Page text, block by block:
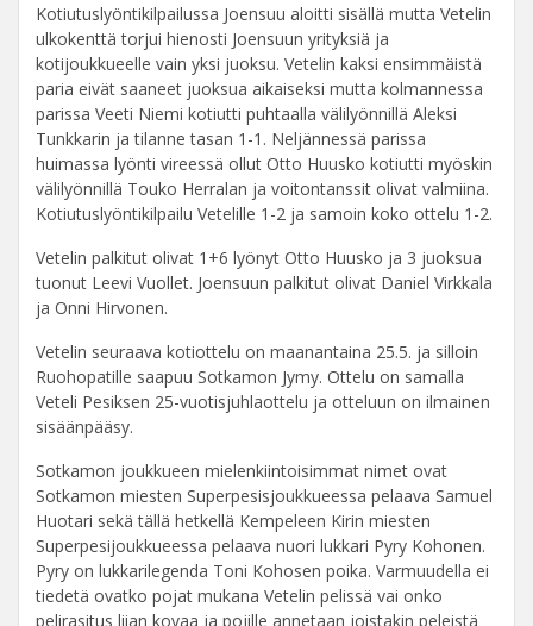
Kotiutuslyöntikilpailussa Joensuu aloitti sisällä mutta Vetelin
ulkokenttä torjui hienosti Joensuun yrityksiä ja
kotijoukkueelle vain yksi juoksu. Vetelin kaksi ensimmäistä
paria eivät saaneet juoksua aikaiseksi mutta kolmannessa
parissa Veeti Niemi kotiutti puhtaalla välilyönnillä Aleksi
Tunkkarin ja tilanne tasan 1-1. Neljännessä parissa
huimassa lyönti vireessä ollut Otto Huusko kotiutti myöskin
välilyönnillä Touko Herralan ja voitontanssit olivat valmiina.
Kotiutuslyöntikilpailu Vetelille 1-2 ja samoin koko ottelu 1-2.
Vetelin palkitut olivat 1+6 lyönyt Otto Huusko ja 3 juoksua
tuonut Leevi Vuollet. Joensuun palkitut olivat Daniel Virkkala
ja Onni Hirvonen.
Vetelin seuraava kotiottelu on maanantaina 25.5. ja silloin
Ruohopatille saapuu Sotkamon Jymy. Ottelu on samalla
Veteli Pesiksen 25-vuotisjuhlaottelu ja otteluun on ilmainen
sisäänpääsy.
Sotkamon joukkueen mielenkiintoisimmat nimet ovat
Sotkamon miesten Superpesisjoukkueessa pelaava Samuel
Huotari sekä tällä hetkellä Kempeleen Kirin miesten
Superpesijoukkueessa pelaava nuori lukkari Pyry Kohonen.
Pyry on lukkarilegenda Toni Kohosen poika. Varmuudella ei
tiedetä ovatko pojat mukana Vetelin pelissä vai onko
pelirasitus liian kovaa ja pojille annetaan joistakin peleistä